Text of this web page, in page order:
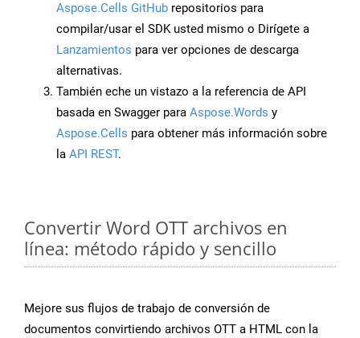
Aspose.Cells GitHub repositorios para
compilar/usar el SDK usted mismo o Dirígete a
Lanzamientos para ver opciones de descarga
alternativas.
También eche un vistazo a la referencia de API
basada en Swagger para Aspose.Words y
Aspose.Cells para obtener más información sobre
la API REST.
Convertir Word OTT archivos en
línea: método rápido y sencillo
Mejore sus flujos de trabajo de conversión de
documentos convirtiendo archivos OTT a HTML con la